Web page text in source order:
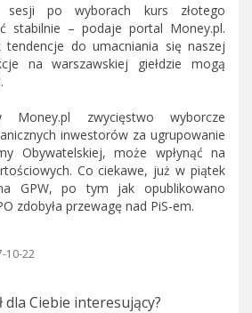
sesji po wyborach kurs złotego
stabilnie – podaje portal Money.pl.
tendencje do umacniania się naszej
na warszawskiej giełdzie mogą
Money.pl zwycięstwo wyborcze
inwestorów za ugrupowanie
Obywatelskiej, może wpłynąć na
Co ciekawe, już w piątek
GPW, po tym jak opublikowano
zdobyła przewagę nad PiS-em.
10-22
dla Ciebie interesujący?